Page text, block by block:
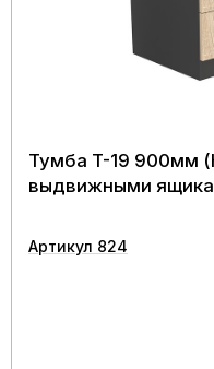
Тумба T-19 900мм
выдвижными
Артикул 824